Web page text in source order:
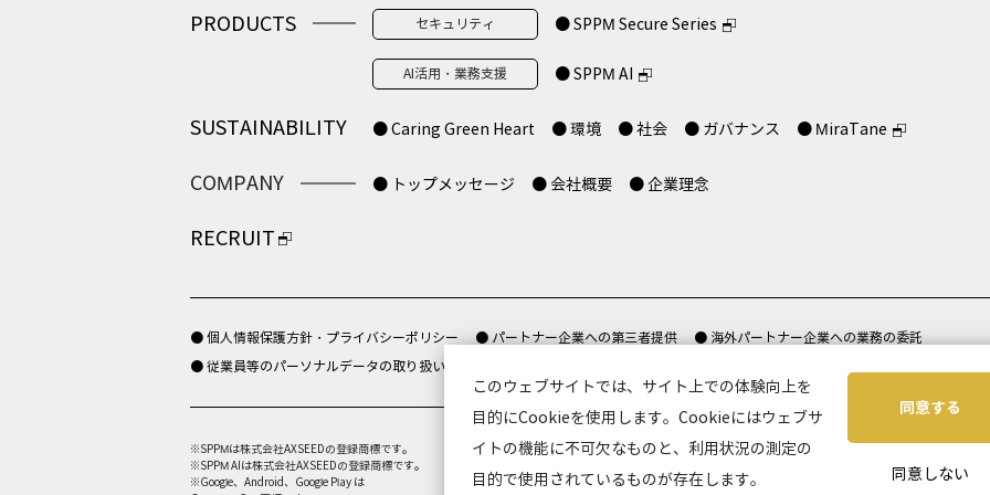
PRODUCTS セキュリティ ● SPPM Secure Series
AI活用・業務支援 ● SPPM AI
SUSTAINABILITY ● Caring Green Heart ● 環境 ● 社会 ● ガバナンス ● MiraTane
COMPANY ● トップメッセージ ● 会社概要 ● 企業理念
RECRUIT
● 個人情報保護方針・プライバシーポリシー ● パートナー企業への第三者提供
● 海外パートナー企業への業務の委託
● 従業員等のパーソナルデータの取り扱いについて
※SPPMは株式会社AXSEEDの登録商標です。
※SPPM AIは株式会社AXSEEDの登録商標です。
※Google、Android、Google Play は
このウェブサイトでは、サイト上での体験向上を
目的にCookieを使用します。Cookieにはウェブサ
イトの機能に不可欠なものと、利用状況の測定の
目的で使用されているものが存在します。
同意する
同意しない